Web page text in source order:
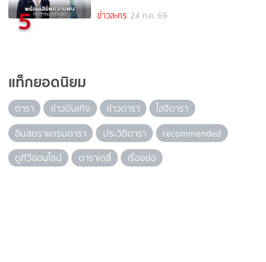
5 ข่าวละคร 24 ก.ค. 69
แท็กยอดนิยม
ดารา ข่าวบันเทิง ข่าวดารา
ไอจีดารา
อินสตราแกรมดารา
ประวัติดารา
recommended
ดูทีวีออนไลน์
ดาราเดลี่ เรื่องย่อ